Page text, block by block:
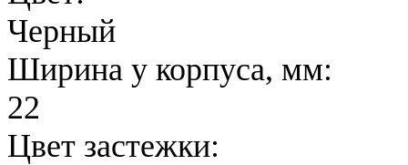
Черный
Ширина у корпуса, мм:
22
Цвет застежки: